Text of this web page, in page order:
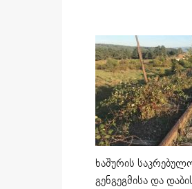
ხაშურის
გენგეგმისა და